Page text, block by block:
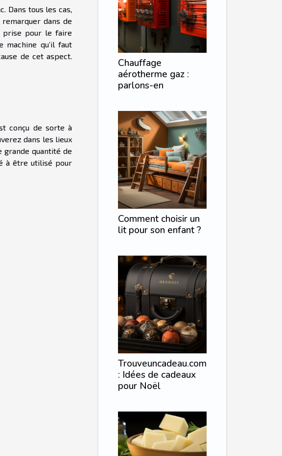
Dans tous les cas,
dans de
prise pour le faire
qu’il faut
de cet aspect.
conçu de sorte à
dans les lieux
grande quantité de
à être utilisé pour
Chauffage
aérotherme gaz :
parlons-en
Comment choisir un
lit pour son enfant ?
Trouveuncadeau.com
: Idées de cadeaux
pour Noël